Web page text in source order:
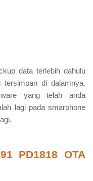
data terlebih dahulu
di dalamnya.
yang telah anda
lagi pada smarphone
PD1818 OTA